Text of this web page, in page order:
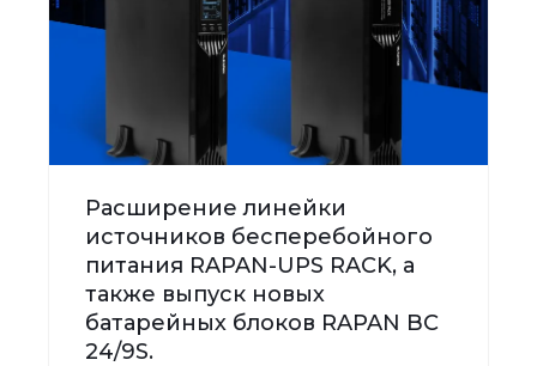
Расширение линейки
источников бесперебойного
питания RAPAN-UPS RACK, а
также выпуск новых
батарейных блоков RAPAN BC
24/9S.